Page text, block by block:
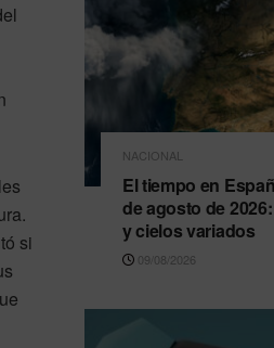
si
NACIONAL
El tiempo en
de agosto de
y cielos variados
09/08/2026